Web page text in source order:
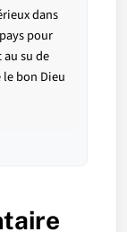
dans
pour
au su de
bon Dieu